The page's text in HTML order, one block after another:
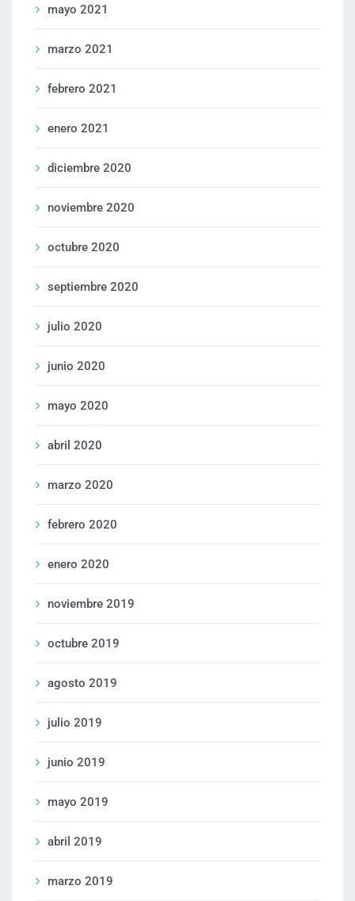
mayo 2021
marzo 2021
febrero 2021
enero 2021
diciembre 2020
noviembre 2020
octubre 2020
septiembre 2020
julio 2020
junio 2020
mayo 2020
abril 2020
marzo 2020
febrero 2020
enero 2020
noviembre 2019
octubre 2019
agosto 2019
julio 2019
junio 2019
mayo 2019
abril 2019
marzo 2019